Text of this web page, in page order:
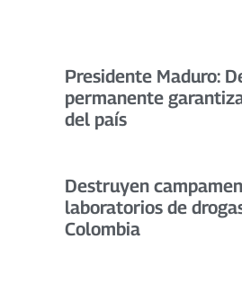
Presidente Maduro:
permanente
del país
Destruyen
laboratorios de
Colombia